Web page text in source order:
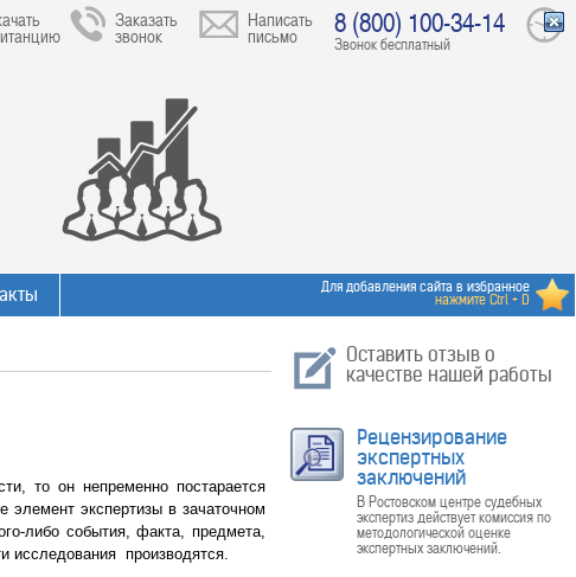
Заказать
звонок
Написать
письмо 8 (800) 100-34-14
Звонок бесплатный
Для добавления сайта в избранное
нажмите Ctrl + D
то он непременно постарается
экспертизы в зачаточном
либо события, факта, предмета,
исследования производятся.
Оставить отзыв о
качестве нашей работы
Рецензирование
экспертных
заключений
В Ростовском центре судебных
экспертиз действует комиссия по
методологической оценке
экспертных заключений.